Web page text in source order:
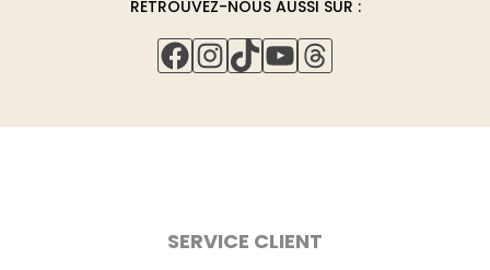
Impression quadri Flex.
Repasser à température moyenne sur l'envers du
vêtement.
RETROUVEZ-NOUS AUSSI SUR :
FACEBOOK
INSTAGRAM
TIKTOKYOUTUBETHREADS
SERVICE CLIENT